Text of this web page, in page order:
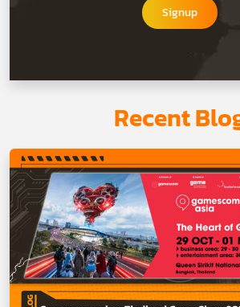
Signup
Recent